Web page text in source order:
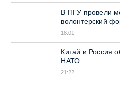
В ПГУ провели
волонтерский
18:01
Китай и Россия
НАТО
21:22